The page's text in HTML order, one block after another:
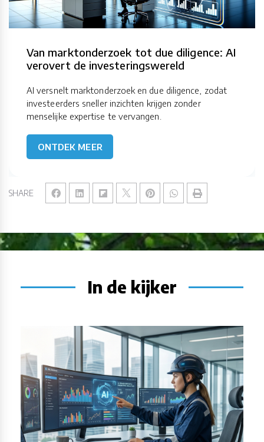
SHARE
Van marktonderzoek tot due diligence: AI
verovert de investeringswereld
AI versnelt marktonderzoek en due diligence, zodat
investeerders sneller inzichten krijgen zonder
menselijke expertise te vervangen.
ONTDEK MEER
In de kijker